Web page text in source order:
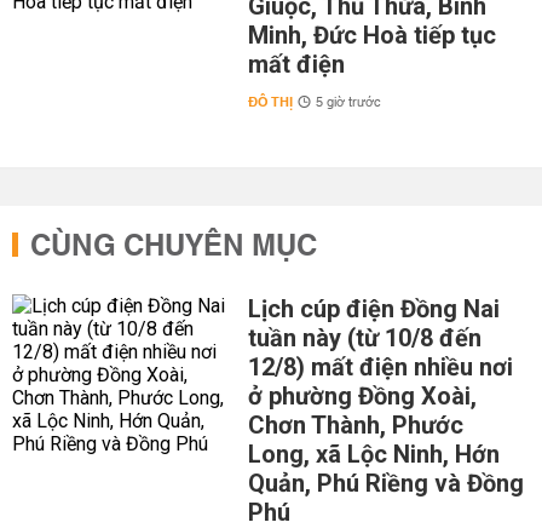
Giuộc, Thủ Thừa, Bình
Minh, Đức Hoà tiếp tục
mất điện
ĐÔ THỊ 5 giờ trước
CÙNG CHUYÊN MỤC
Lịch cúp điện Đồng Nai
tuần này (từ 10/8 đến
12/8) mất điện nhiều nơi
ở phường Đồng Xoài,
Chơn Thành, Phước
Long, xã Lộc Ninh, Hớn
Quản, Phú Riềng và Đồng
Phú